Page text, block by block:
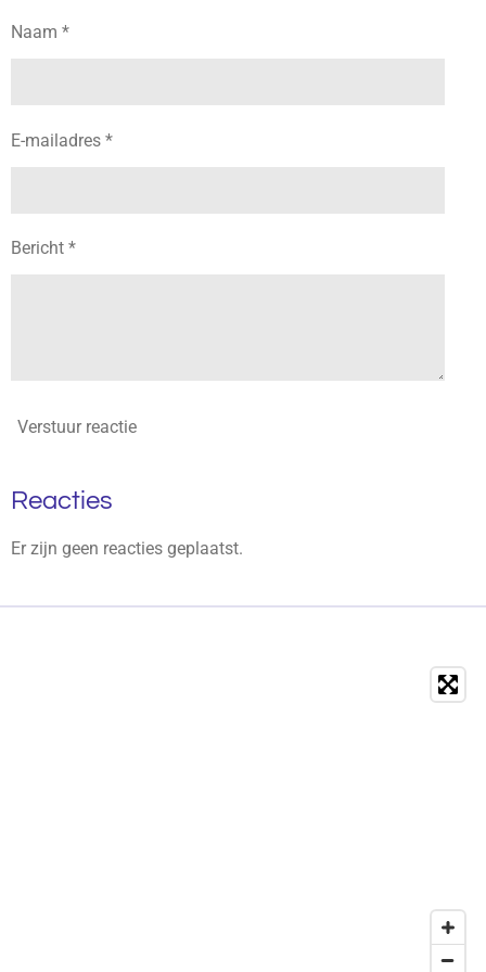
Naam *
E-mailadres *
Bericht *
Verstuur reactie
Reacties
Er zijn geen reacties geplaatst.